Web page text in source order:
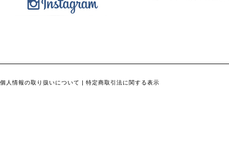
個人情報の取り扱いについて | 特定商取引法に関する表示